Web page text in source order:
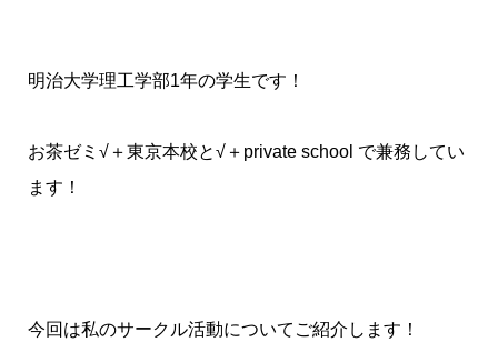
明治大学理工学部1年の学生です！
お茶ゼミ√＋東京本校と√＋private school で兼務してい
ます！
今回は私のサークル活動についてご紹介します！